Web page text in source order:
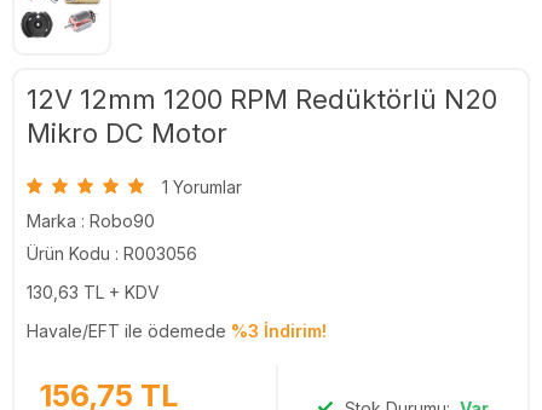
12V 12mm 1200 RPM Redüktörlü N20
Mikro DC Motor
1 Yorumlar
Marka : Robo90
Ürün Kodu : R003056
130,63 TL + KDV
Havale/EFT ile ödemede %3 İndirim!
156,75 TL